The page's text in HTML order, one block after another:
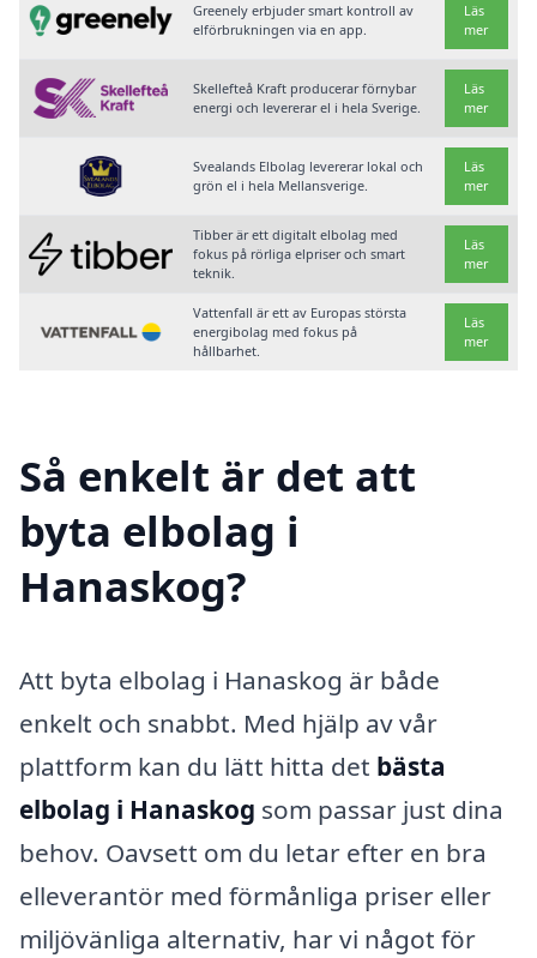
Greenely erbjuder smart kontroll av
elförbrukningen via en app.
Läs
mer
Skellefteå Kraft producerar förnybar
energi och levererar el i hela Sverige.
Läs
mer
Svealands Elbolag levererar lokal och
grön el i hela Mellansverige.
Läs
mer
Tibber är ett digitalt elbolag med
fokus på rörliga elpriser och smart
teknik.
Läs
mer
Vattenfall är ett av Europas största
energibolag med fokus på
hållbarhet.
Läs
mer
Så enkelt är det att
byta elbolag i
Hanaskog?
Att byta elbolag i Hanaskog är både
enkelt och snabbt. Med hjälp av vår
plattform kan du lätt hitta det bästa
elbolag i Hanaskog som passar just dina
behov. Oavsett om du letar efter en bra
elleverantör med förmånliga priser eller
miljövänliga alternativ, har vi något för